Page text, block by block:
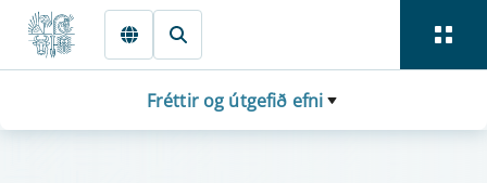
Fara beint í Meginmál
Fréttir og útgefið efni